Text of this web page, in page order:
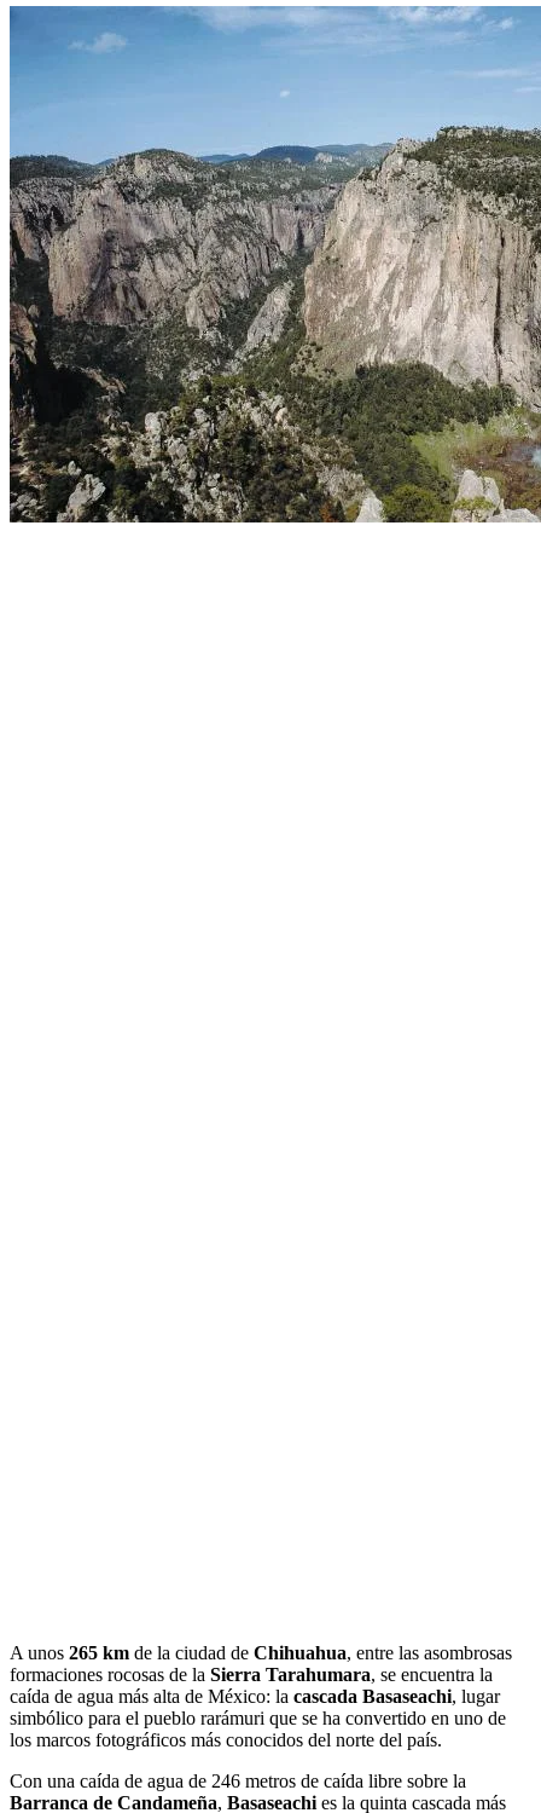
A unos 265 km de la ciudad de Chihuahua, entre las asombrosas
formaciones rocosas de la Sierra Tarahumara, se encuentra la
caída de agua más alta de México: la cascada Basaseachi, lugar
simbólico para el pueblo rarámuri que se ha convertido en uno de
los marcos fotográficos más conocidos del norte del país.
Con una caída de agua de 246 metros de caída libre sobre la
Barranca de Candameña, Basaseachi es la quinta cascada más